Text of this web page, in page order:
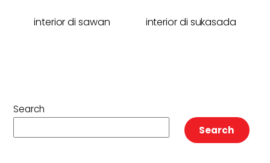
interior di sawan interior di sukasada
Search
Search